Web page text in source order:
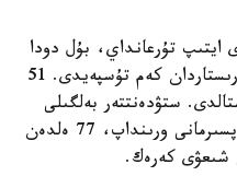
ايتىپ تۇرعانداي، بۇل دودا
سپورتتىق ارەناداعى جاھاندىق جارىستاردان كەم تۇسپەيدى. 51
ستۋدەنتتەر بەلگىلى
ءبىر ۋاقىت ارالىعىندا بەرىلگەن تاپسىرمانى ورىنداپ، 77 ەلدەن
شىعۋى كەرەك.